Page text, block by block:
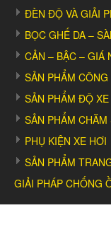
ĐÈN ĐỘ VÀ GIẢI
BỌC GHẾ DA –
CẢN – BẬC – GIÁ
SẢN PHẨM
SẢN PHẨM ĐỘ XE
SẢN PHẨM CHĂM
PHỤ KIỆN XE HƠI
SẢN PHẨM
GIẢI PHÁP CHỐNG